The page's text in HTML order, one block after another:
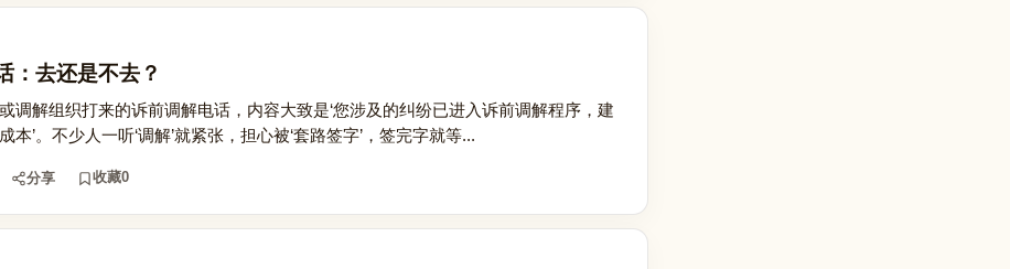
：去还是不去？
调解组织打来的诉前调解电话，内容大致是‘您涉及的纠纷已进入诉前调解程序，建
本’。不少人一听‘调解’就紧张，担心被‘套路签字’，签完字就等...
分享 收藏0